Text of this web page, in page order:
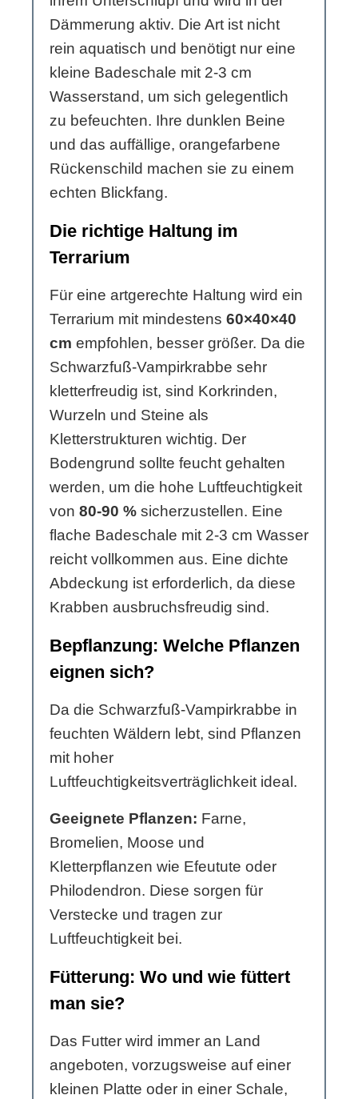
Dämmerung aktiv. Die Art ist nicht
rein aquatisch und benötigt nur eine
kleine Badeschale mit 2-3 cm
Wasserstand, um sich gelegentlich
zu befeuchten. Ihre dunklen Beine
und das auffällige, orangefarbene
Rückenschild machen sie zu einem
echten Blickfang.
Die richtige Haltung im
Terrarium
Für eine artgerechte Haltung wird ein
Terrarium mit mindestens 60×40×40
cm empfohlen, besser größer. Da die
Schwarzfuß-Vampirkrabbe sehr
kletterfreudig ist, sind Korkrinden,
Wurzeln und Steine als
Kletterstrukturen wichtig. Der
Bodengrund sollte feucht gehalten
werden, um die hohe Luftfeuchtigkeit
von 80-90 % sicherzustellen. Eine
flache Badeschale mit 2-3 cm Wasser
reicht vollkommen aus. Eine dichte
Abdeckung ist erforderlich, da diese
Krabben ausbruchsfreudig sind.
Bepflanzung: Welche Pflanzen
eignen sich?
Da die Schwarzfuß-Vampirkrabbe in
feuchten Wäldern lebt, sind Pflanzen
mit hoher
Luftfeuchtigkeitsverträglichkeit ideal.
Geeignete Pflanzen: Farne,
Bromelien, Moose und
Kletterpflanzen wie Efeutute oder
Philodendron. Diese sorgen für
Verstecke und tragen zur
Luftfeuchtigkeit bei.
Fütterung: Wo und wie füttert
man sie?
Das Futter wird immer an Land
angeboten, vorzugsweise auf einer
kleinen Platte oder in einer Schale,